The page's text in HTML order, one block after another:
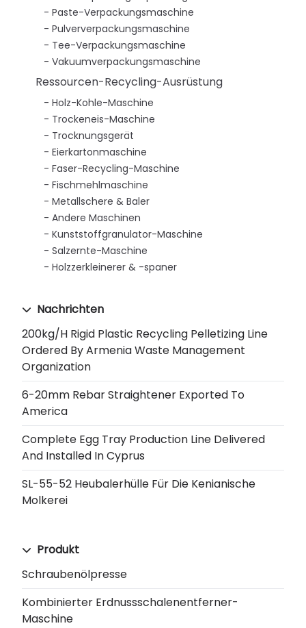
Paste-Verpackungsmaschine
Pulververpackungsmaschine
Tee-Verpackungsmaschine
Vakuumverpackungsmaschine
Ressourcen-Recycling-Ausrüstung
Holz-Kohle-Maschine
Trockeneis-Maschine
Trocknungsgerät
Eierkartonmaschine
Faser-Recycling-Maschine
Fischmehlmaschine
Metallschere & Baler
Andere Maschinen
Kunststoffgranulator-Maschine
Salzernte-Maschine
Holzzerkleinerer & -spaner
Nachrichten
200kg/h Rigid Plastic Recycling Pelletizing Line
Ordered By Armenia Waste Management
Organization
6-20mm Rebar Straightener Exported To
America
Complete Egg Tray Production Line Delivered
And Installed In Cyprus
SL-55-52 Heubalerhülle Für Die Kenianische
Molkerei
Produkt
Schraubenölpresse
Kombinierter Erdnussschalenentferner-
Maschine